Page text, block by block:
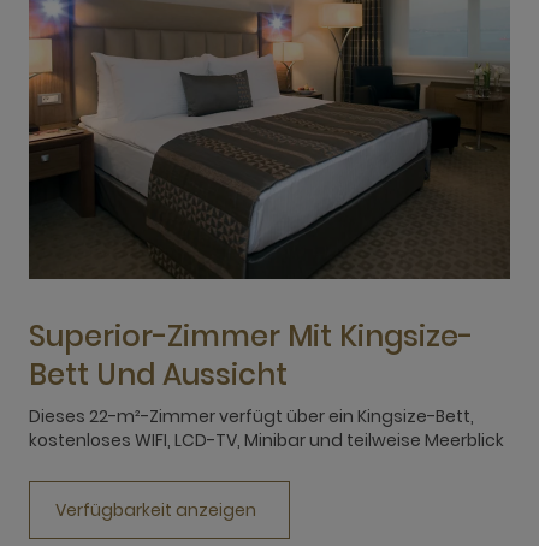
Superior-Zimmer Mit Kingsize-
Bett Und Aussicht
Dieses 22-m²-Zimmer verfügt über ein Kingsize-Bett,
kostenloses WIFI, LCD-TV, Minibar und teilweise Meerblick
Verfügbarkeit anzeigen